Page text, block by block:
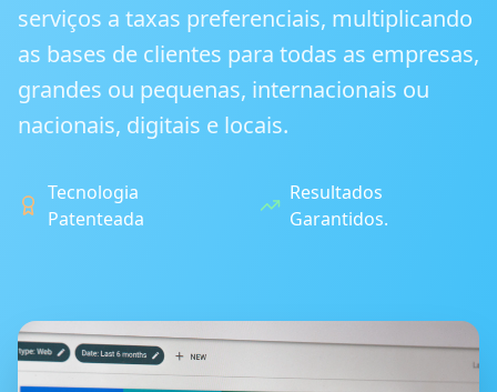
serviços a taxas preferenciais, multiplicando
as bases de clientes para todas as empresas,
grandes ou pequenas, internacionais ou
nacionais, digitais e locais.
Tecnologia
Patenteada
Resultados
Garantidos.